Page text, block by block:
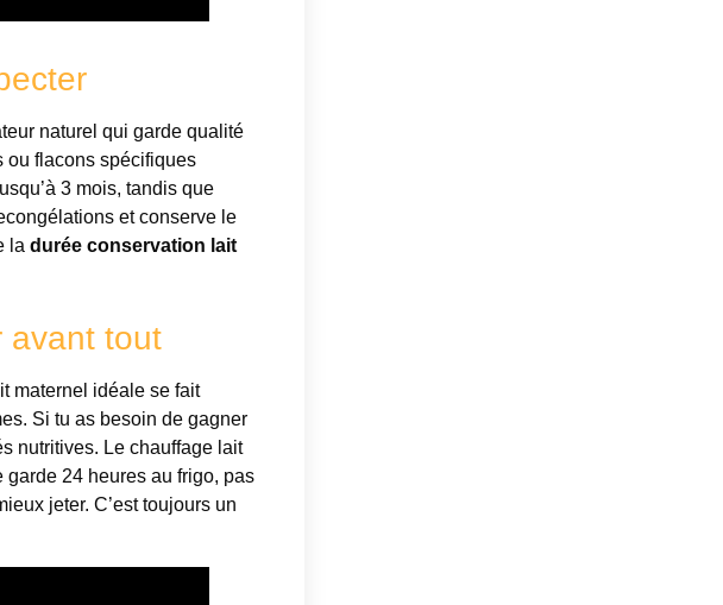
naturel qui garde qualité
ou flacons spécifiques
3 mois, tandis que
et conserve le
la durée conservation lait
avant tout
maternel idéale se fait
Si tu as besoin de gagner
nutritives. Le chauffage lait
24 heures au frigo, pas
jeter. C’est toujours un